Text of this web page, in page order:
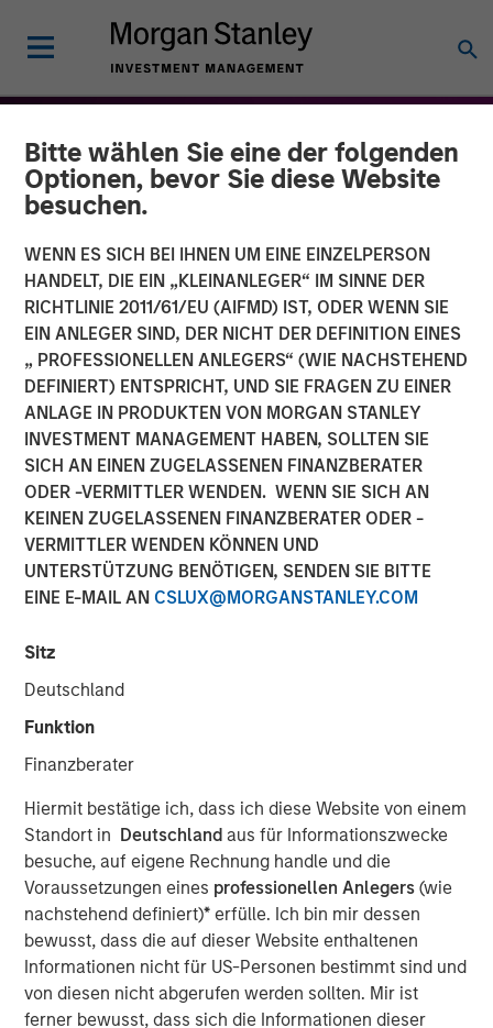
Bitte wählen Sie eine der folgenden
Optionen, bevor Sie diese Website
besuchen.
WENN ES SICH BEI IHNEN UM EINE EINZELPERSON
HANDELT, DIE EIN „KLEINANLEGER“ IM SINNE DER
RICHTLINIE 2011/61/EU (AIFMD) IST, ODER WENN SIE
EIN ANLEGER SIND, DER NICHT DER DEFINITION EINES
„ PROFESSIONELLEN ANLEGERS“ (WIE NACHSTEHEND
DEFINIERT) ENTSPRICHT, UND SIE FRAGEN ZU EINER
ANLAGE IN PRODUKTEN VON MORGAN STANLEY
INVESTMENT MANAGEMENT HABEN, SOLLTEN SIE
SICH AN EINEN ZUGELASSENEN FINANZBERATER
ODER -VERMITTLER WENDEN. WENN SIE SICH AN
KEINEN ZUGELASSENEN FINANZBERATER ODER -
VERMITTLER WENDEN KÖNNEN UND
UNTERSTÜTZUNG BENÖTIGEN, SENDEN SIE BITTE
EINE E-MAIL AN CSLUX@MORGANSTANLEY.COM
Sitz
Deutschland
Funktion
Finanzberater
Hiermit bestätige ich, dass ich diese Website von einem
Standort in Deutschland aus für Informationszwecke
besuche, auf eigene Rechnung handle und die
Voraussetzungen eines professionellen Anlegers(wie
nachstehend definiert)* erfülle. Ich bin mir dessen
bewusst, dass die auf dieser Website enthaltenen
Informationen nicht für US-Personen bestimmt sind und
von diesen nicht abgerufen werden sollten. Mir ist
ferner bewusst, dass sich die Informationen dieser
THE BEAT™ INSIGHTS
The BEAT for Q1 2026
07 JANUAR 2026
markets. Each edition gives you ideas and insights that
show you how to navigate the current investment
Portfolio Solutions Group
The Portfolio Solutions Group is a comprehensive multi-
asset business, with activity across all asset strategies
and types (traditional and alternative), through solutions
that span fully liquid (public assets), comprehensive
(public and private assets) and fully private portfolios.
Offerings are delivered via a managed portfolio or model,